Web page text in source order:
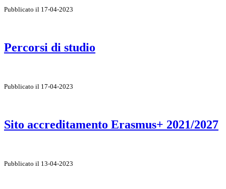
Pubblicato il 17-04-2023
Percorsi di studio
Pubblicato il 17-04-2023
Sito accreditamento Erasmus+ 2021/2027
Pubblicato il 13-04-2023